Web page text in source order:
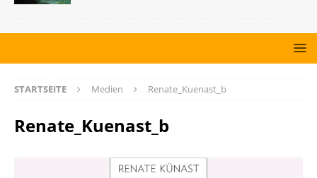
STARTSEITE Medien Renate_Kuenast_b
Renate_Kuenast_b